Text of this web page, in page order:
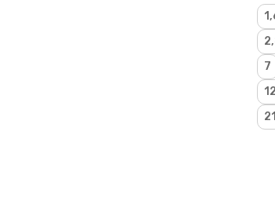
7
12
21